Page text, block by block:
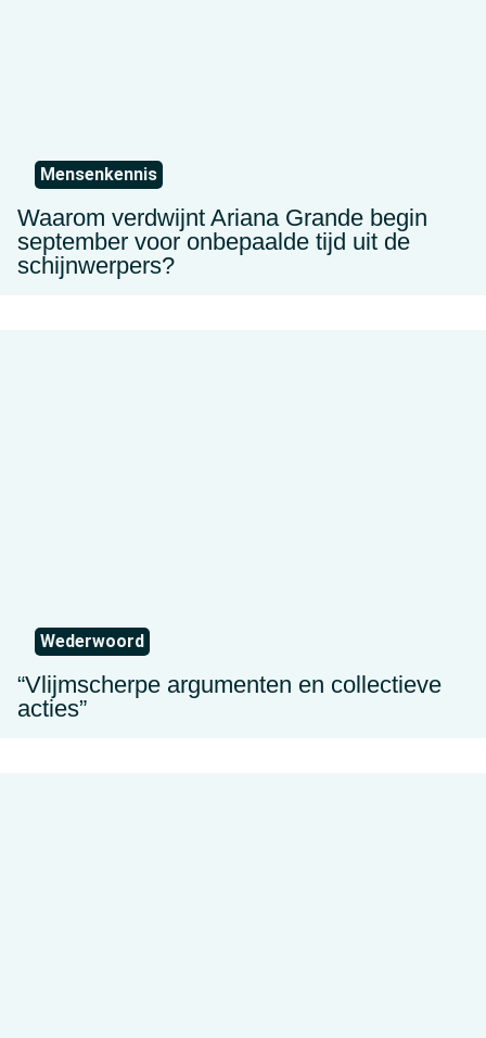
Mensenkennis
Waarom verdwijnt Ariana Grande begin
september voor onbepaalde tijd uit de
schijnwerpers?
Wederwoord
“Vlijmscherpe argumenten en collectieve
acties”